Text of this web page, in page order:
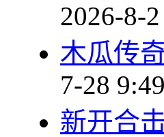
2026-8-
木瓜传
7-28
新开合